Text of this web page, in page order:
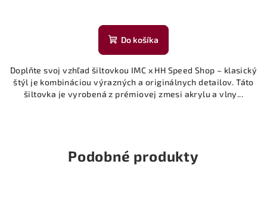
Do košíka
Doplňte svoj vzhľad šiltovkou IMC x HH Speed ​​Shop – klasický
štýl je kombináciou výrazných a originálnych detailov. Táto
šiltovka je vyrobená z prémiovej zmesi akrylu a vlny...
Podobné produkty